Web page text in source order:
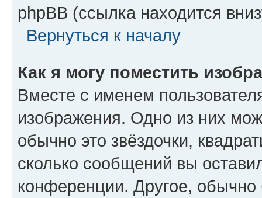
phpBB (ссылка находится
Вернуться к началу
Как я могу поместить
Вместе с именем
изображения. Одно из них
обычно это звёздочки,
сколько сообщений вы
конференции. Другое,